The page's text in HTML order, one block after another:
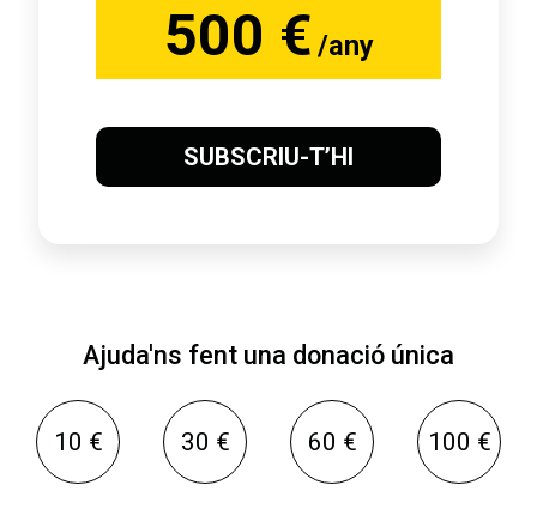
500 € /any
SUBSCRIU-T’HI
Ajuda'ns fent una donació única
10 € 30 € 60 € 100 €